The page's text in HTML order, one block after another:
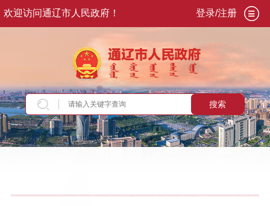
欢迎访问通辽市人民政府！ 登录/注册
搜索
当前位置：首页>专题专栏>学习贯彻党的二十